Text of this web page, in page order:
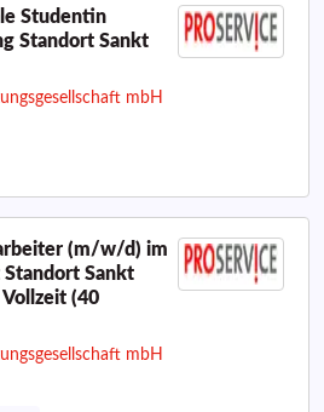
Studentin
Standort Sankt
mbH
(m/w/d) im
Sankt
(40
mbH